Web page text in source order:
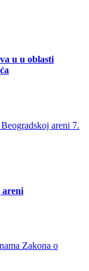
u u oblasti
areni